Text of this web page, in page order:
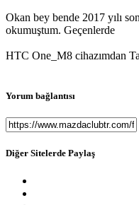
Okan bey bende 2017 yılı
okumuştum. Geçenlerde
HTC One_M8 cihazımdan
Yorum bağlantısı
Diğer Sitelerde Paylaş